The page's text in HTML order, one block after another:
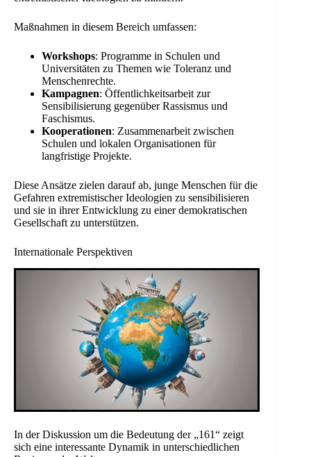
Maßnahmen in diesem Bereich umfassen:
Workshops: Programme in Schulen und
Universitäten zu Themen wie Toleranz und
Menschenrechte.
Kampagnen: Öffentlichkeitsarbeit zur
Sensibilisierung gegenüber Rassismus und
Faschismus.
Kooperationen: Zusammenarbeit zwischen
Schulen und lokalen Organisationen für
langfristige Projekte.
Diese Ansätze zielen darauf ab, junge Menschen für die
Gefahren extremistischer Ideologien zu sensibilisieren
und sie in ihrer Entwicklung zu einer demokratischen
Gesellschaft zu unterstützen.
Internationale Perspektiven
In der Diskussion um die Bedeutung der „161“ zeigt
sich eine interessante Dynamik in unterschiedlichen